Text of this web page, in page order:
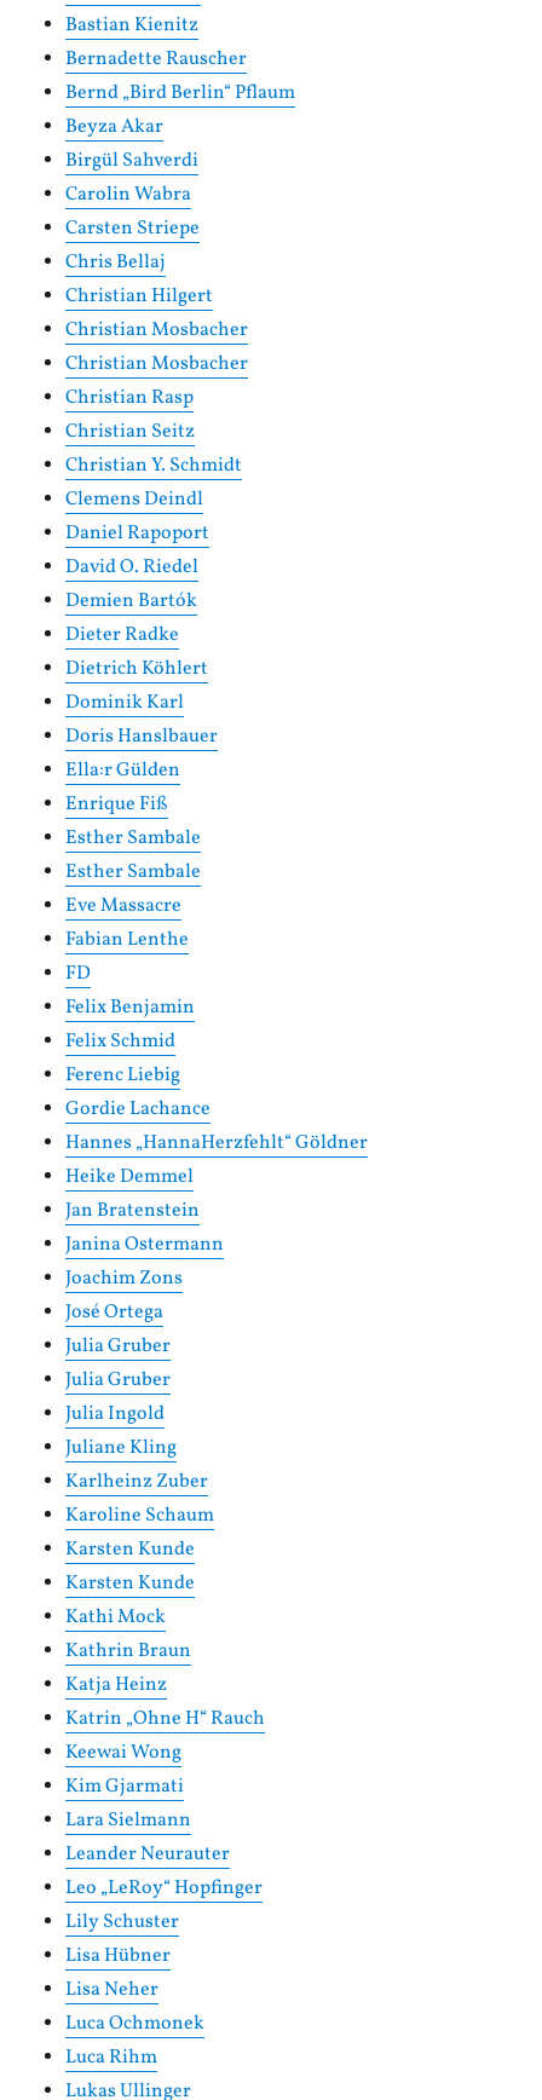
Bastian Kienitz
Bernadette Rauscher
Bernd „Bird Berlin“ Pflaum
Beyza Akar
Birgül Sahverdi
Carolin Wabra
Carsten Striepe
Chris Bellaj
Christian Hilgert
Christian Mosbacher
Christian Mosbacher
Christian Rasp
Christian Seitz
Christian Y. Schmidt
Clemens Deindl
Daniel Rapoport
David O. Riedel
Demien Bartók
Dieter Radke
Dietrich Köhlert
Dominik Karl
Doris Hanslbauer
Ella:r Gülden
Enrique Fiß
Esther Sambale
Esther Sambale
Eve Massacre
Fabian Lenthe
FD
Felix Benjamin
Felix Schmid
Ferenc Liebig
Gordie Lachance
Hannes „HannaHerzfehlt“ Göldner
Heike Demmel
Jan Bratenstein
Janina Ostermann
Joachim Zons
José Ortega
Julia Gruber
Julia Gruber
Julia Ingold
Juliane Kling
Karlheinz Zuber
Karoline Schaum
Karsten Kunde
Karsten Kunde
Kathi Mock
Kathrin Braun
Katja Heinz
Katrin „Ohne H“ Rauch
Keewai Wong
Kim Gjarmati
Lara Sielmann
Leander Neurauter
Leo „LeRoy“ Hopfinger
Lily Schuster
Lisa Hübner
Lisa Neher
Luca Ochmonek
Luca Rihm
Lukas Ullinger